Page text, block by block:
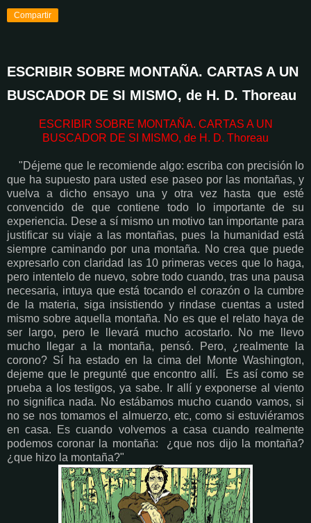
Compartir
ESCRIBIR SOBRE MONTAÑA. CARTAS A UN
BUSCADOR DE SI MISMO, de H. D. Thoreau
ESCRIBIR SOBRE MONTAÑA. CARTAS A UN
BUSCADOR DE SI MISMO, de H. D. Thoreau
"Déjeme que le recomiende algo: escriba con precisión lo
que ha supuesto para usted ese paseo por las montañas, y
vuelva a dicho ensayo una y otra vez hasta que esté
convencido de que contiene todo lo importante de su
experiencia. Dese a sí mismo un motivo tan importante para
justificar su viaje a las montañas, pues la humanidad está
siempre caminando por una montaña. No crea que puede
expresarlo con claridad las 10 primeras veces que lo haga,
pero intentelo de nuevo, sobre todo cuando, tras una pausa
necesaria, intuya que está tocando el corazón o la cumbre
de la materia, siga insistiendo y rindase cuentas a usted
mismo sobre aquella montaña. No es que el relato haya de
ser largo, pero le llevará mucho acostarlo. No me llevo
mucho llegar a la montaña, pensó. Pero, ¿realmente la
corono? Sí ha estado en la cima del Monte Washington,
dejeme que le pregunté que encontro allí. Es así como se
prueba a los testigos, ya sabe. Ir allí y exponerse al viento
no significa nada. No estábamos mucho cuando vamos, si
no se nos tomamos el almuerzo, etc, como si estuviéramos
en casa. Es cuando volvemos a casa cuando realmente
podemos coronar la montaña: ¿que nos dijo la montaña?
¿que hizo la montaña?"